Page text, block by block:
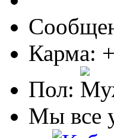
Карма:
Пол:
Мы все